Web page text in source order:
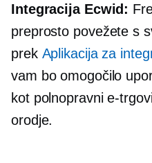
Integracija Ecwid:
preprosto povežete s
prek Aplikacija za
vam bo omogočilo
kot polnopravni e-
orodje.